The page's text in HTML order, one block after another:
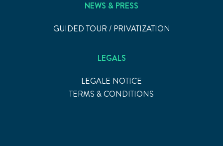
NEWS & PRESS
GUIDED TOUR / PRIVATIZATION
LEGALS
LEGALE NOTICE
TERMS & CONDITIONS